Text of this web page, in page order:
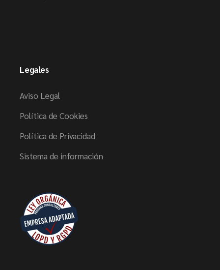
Legales
Aviso Legal
Política de Cookies
Política de Privacidad
Sistema de información